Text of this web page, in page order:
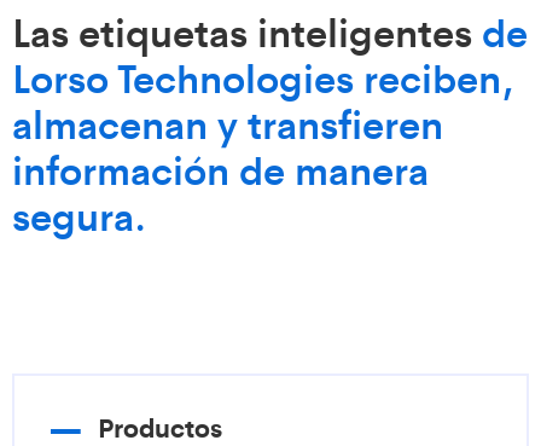
Las etiquetas inteligentesde
Lorso Technologies reciben,
almacenan y transfieren
información de manera
segura.
Productos